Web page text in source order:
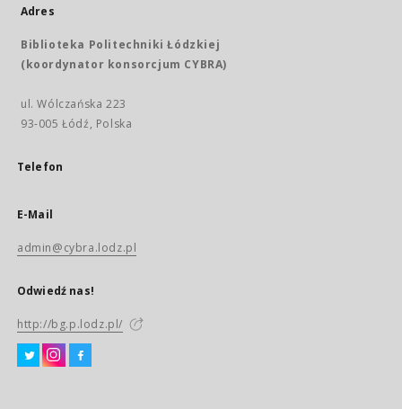
Adres
Biblioteka Politechniki Łódzkiej
(koordynator konsorcjum CYBRA)
ul. Wólczańska 223
93-005 Łódź, Polska
Telefon
E-Mail
admin@cybra.lodz.pl
Odwiedź nas!
http://bg.p.lodz.pl/